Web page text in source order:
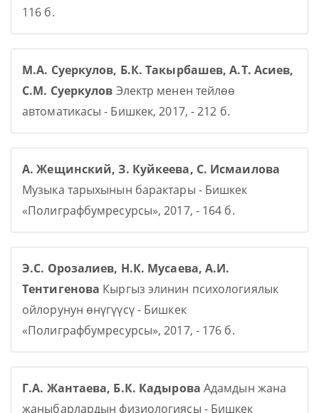
116 б.
М.А. Суеркулов, Б.К. Такырбашев, А.Т. Асиев,
С.М. Суеркулов Электр менен тейлөө
автоматикасы - Бишкек, 2017, - 212 б.
А. Жещинский, З. Куйкеева, С. Исмаилова
Музыка тарыхынын барактары - Бишкек
«Полиграфбумресурсы», 2017, - 164 б.
Э.С. Орозалиев, Н.К. Мусаева, А.И.
Тентигенова Кыргыз элинин психологиялык
ойлорунун өнүгүүсү - Бишкек
«Полиграфбумресурсы», 2017, - 176 б.
Г.А. Жантаева, Б.К. Кадырова Адамдын жана
жаныбарлардын физиологиясы - Бишкек